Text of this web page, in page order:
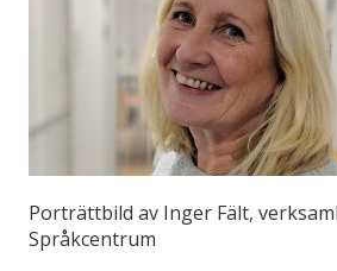
Porträttbild av Inger Fält,
Språkcentrum